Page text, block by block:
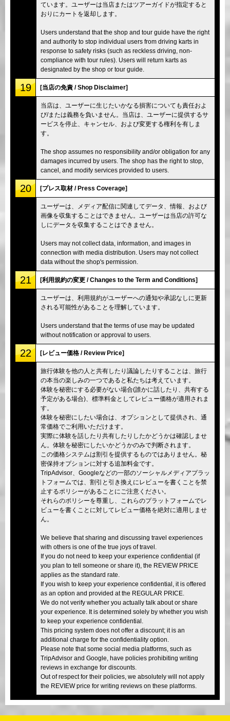
ています。ユーザーは当店またはツアーガイドが指定すると
おりにカートを返却します。
Users understand that the shop and tour guide have the right
and authority to stop individual users from driving karts in
response to safety risks (such as reckless driving, non-
compliance with tour rules). Users will return karts as
designated by the shop or tour guide.
19 [当店の免責 / Shop Disclaimer]
当店は、ユーザーに生じたいかなる損害についても責任およ
び/または義務を負いません。当店は、ユーザーに提供するサ
ービスを停止、キャンセル、および変更する権利を有しま
す。
The shop assumes no responsibility and/or obligation for any
damages incurred by users. The shop has the right to stop,
cancel, and modify services provided to users.
20 [プレス取材 / Press Coverage]
ユーザーは、メディア配信に関連してデータ、情報、および
画像を収集することはできません。ユーザーは当店の許可な
しにデータを収集することはできません。
Users may not collect data, information, and images in
connection with media distribution. Users may not collect
data without the shop's permission.
21 [利用規約の変更 / Changes to the Term and Conditions]
ユーザーは、利用規約がユーザーへの通知や承認なしに更新
される可能性があることを理解しています。
Users understand that the terms of use may be updated
without notification or approval to users.
22 [レビュー価格 / Review Price]
旅行体験を他の人と共有したり議論したりすることは、旅行
の本当の楽しみの一つであると私たちは考えています。
体験を秘密にする必要がない場合(誰かに話したり、共有する
予定がある場合)、標準料金としてレビュー価格が適用されま
す。
体験を秘密にしたい場合は、オプションとして提供され、通
常価格でご利用いただけます。
実際に体験を話したり共有したりしたかどうかは確認しませ
ん。体験を秘密にしたいかどうかのみで判断されます。
この価格システムは割引を提供するものではありません。秘
密保持オプションに対する追加料金です。
TripAdvisor、Googleなどの一部のソーシャルメディアプラッ
トフォームでは、割引と引き換えにレビューを書くことを禁
止するポリシーがあることにご注意ください。
それらのポリシーを尊重し、これらのプラットフォームでレ
ビューを書くことに対してレビュー価格を絶対に適用しませ
ん。
We believe that sharing and discussing travel experiences
with others is one of the true joys of travel.
If you do not need to keep your experience confidential (if
you plan to tell someone or share it), the REVIEW PRICE
applies as the standard rate.
If you wish to keep your experience confidential, it is offered
as an option and provided at the REGULAR PRICE.
We do not verify whether you actually talk about or share
your experience. It is determined solely by whether you wish
to keep your experience confidential.
This pricing system does not offer a discount; it is an
additional charge for the confidentiality option.
Please note that some social media platforms, such as
TripAdvisor and Google, have policies prohibiting writing
reviews in exchange for discounts.
Out of respect for their policies, we absolutely will not apply
the REVIEW price for writing reviews on these platforms.